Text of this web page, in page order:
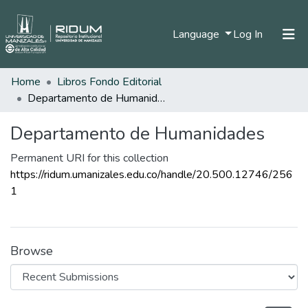
Language Log In (current)
All of DSpace
Home
Libros Fondo Editorial
Departamento de Humanidades
Departamento de Humanidades
Permanent URI for this collection
https://ridum.umanizales.edu.co/handle/20.500.12746/256
1
Browse